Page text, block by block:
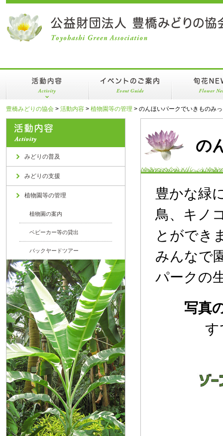
みどりの普及
みどりの支援
植物園等の管理
年間スケジュール
豊橋みどりの協会 > 活動内容 > 植物園等の管理 > のんほいパークでいきものみ
みどりの普及
みどりの支援
植物園等の管理
植物園の案内
ベビーカー等の貸出
バックヤードツアー
の
豊かな緑
鳥、キノ
とができ
みんなで
パークの
写真
す